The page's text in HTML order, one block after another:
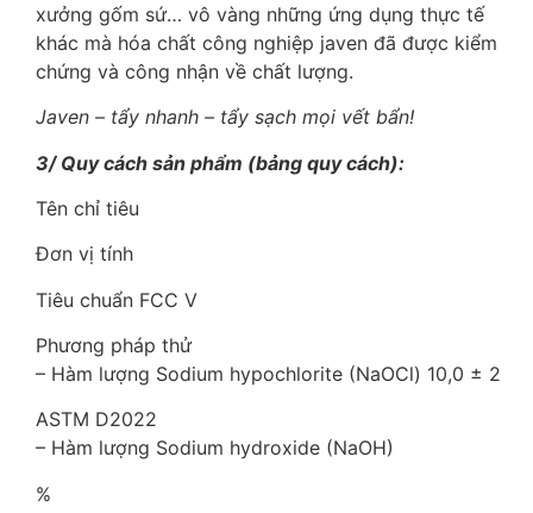
xưởng gốm sứ… vô vàng những ứng dụng thực tế
khác mà hóa chất công nghiệp javen đã được kiểm
chứng và công nhận về chất lượng.
Javen – tẩy nhanh – tẩy sạch mọi vết bẩn!
3/ Quy cách sản phẩm (bảng quy cách):
Tên chỉ tiêu
Đơn vị tính
Tiêu chuẩn FCC V
Phương pháp thử
– Hàm lượng Sodium hypochlorite (NaOCl) 10,0 ± 2
ASTM D2022
– Hàm lượng Sodium hydroxide (NaOH)
%